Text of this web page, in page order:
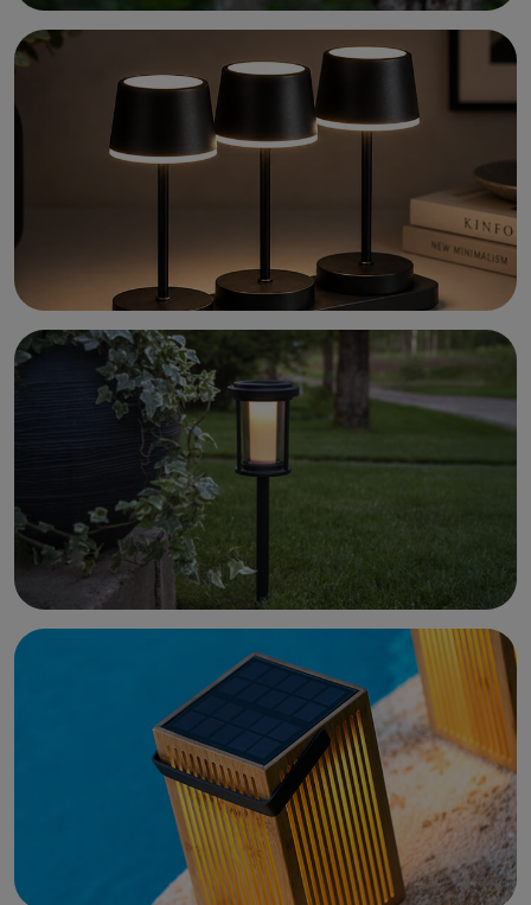
Sirius LED Glazen Bomen Lucy
SIRIUS lichtdecoraties
SIRIUS lichtdecoraties